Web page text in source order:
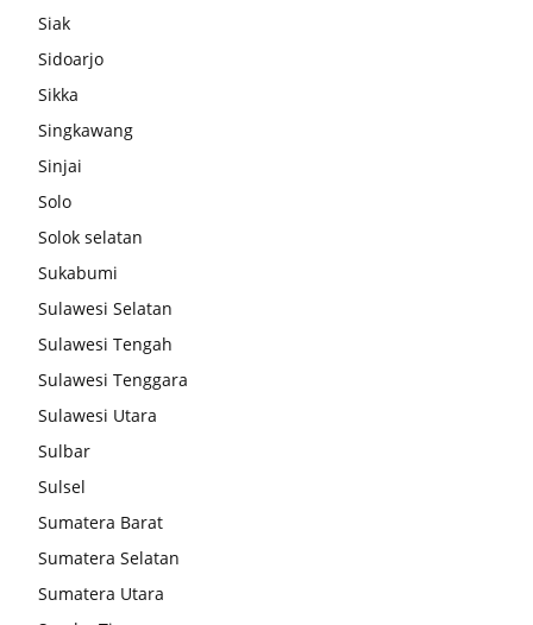
Siak
Sidoarjo
Sikka
Singkawang
Sinjai
Solo
Solok selatan
Sukabumi
Sulawesi Selatan
Sulawesi Tengah
Sulawesi Tenggara
Sulawesi Utara
Sulbar
Sulsel
Sumatera Barat
Sumatera Selatan
Sumatera Utara